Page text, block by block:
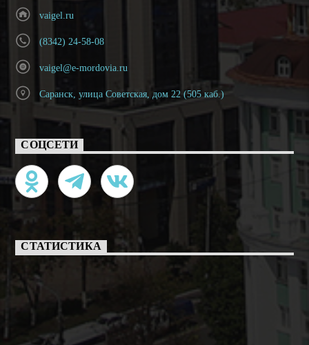
vaigel.ru
(8342) 24-58-08
vaigel@e-mordovia.ru
Саранск, улица Советская, дом 22 (505 каб.)
СОЦСЕТИ
СТАТИСТИКА